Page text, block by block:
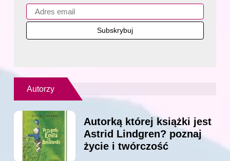
Autorzy
Autorką której książki jest
Astrid Lindgren? poznaj
życie i twórczość